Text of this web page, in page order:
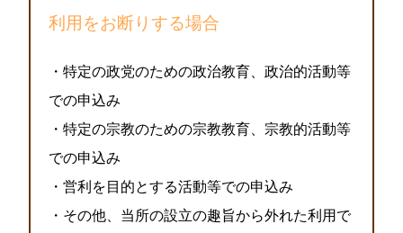
利用をお断りする場合
・特定の政党のための政治教育、政治的活動等
での申込み
・特定の宗教のための宗教教育、宗教的活動等
での申込み
・営利を目的とする活動等での申込み
・その他、当所の設立の趣旨から外れた利用で